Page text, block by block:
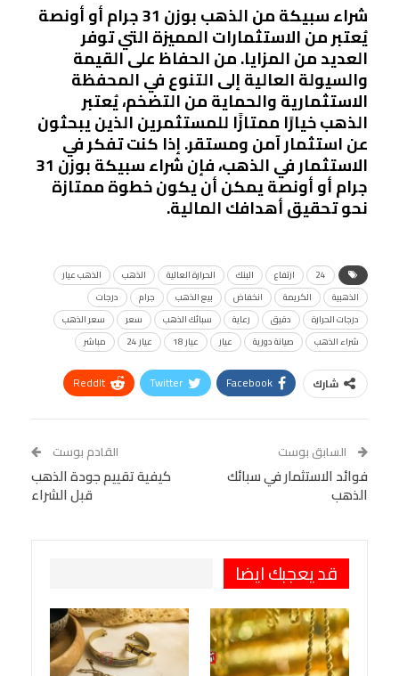
شراء سبيكة من الذهب بوزن 31 جرام أو أونصة
يُعتبر من الاستثمارات المميزة التي توفر
العديد من المزايا. من الحفاظ على القيمة
والسيولة العالية إلى التنوع في المحفظة
الاستثمارية والحماية من التضخم، يُعتبر
الذهب خيارًا ممتازًا للمستثمرين الذين يبحثون
عن استثمار آمن ومستقر. إذا كنت تفكر في
الاستثمار في الذهب، فإن شراء سبيكة بوزن 31
جرام أو أونصة يمكن أن يكون خطوة ممتازة
نحو تحقيق أهدافك المالية.
24 ارتفاع البنك الحرارة العالية الذهب
الذهب عيار
الذهبية
الكريمة انخفاض بيع الذهب جرام
درجات
درجات الحرارة
دقيق رعاية سبائك الذهب سعر
سعر الذهب
شراء الذهب
صيانة دورية عيار عيار 18 عيار 24 مباشر
شارك Facebook
Twitter
ReddIt
Tumblr
البريد الإلكتروني
StumbleUpon
VK
Digg
Viber
السابق بوست
فوائد الاستثمار في سبائك
الذهب
القادم بوست
كيفية تقييم جودة الذهب
قبل الشراء
قد يعجبك ايضا